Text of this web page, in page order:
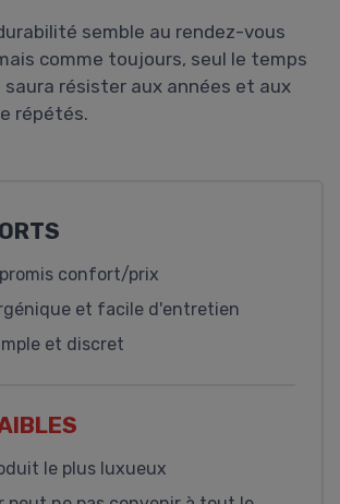
semble au rendez-vous
comme toujours, seul le temps
saura résister aux années et aux
répétés.
confort/prix
et facile d'entretien
et discret
le plus luxueux